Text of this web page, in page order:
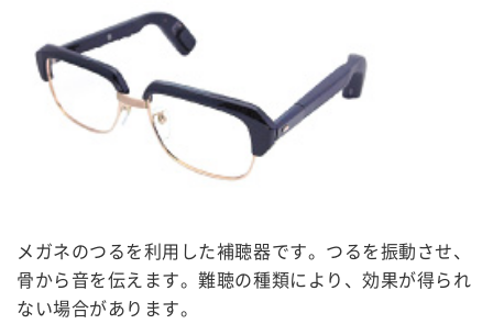
メガネのつるを利用した補聴器です。つるを振動させ、
骨から音を伝えます。難聴の種類により、効果が得られ
ない場合があります。